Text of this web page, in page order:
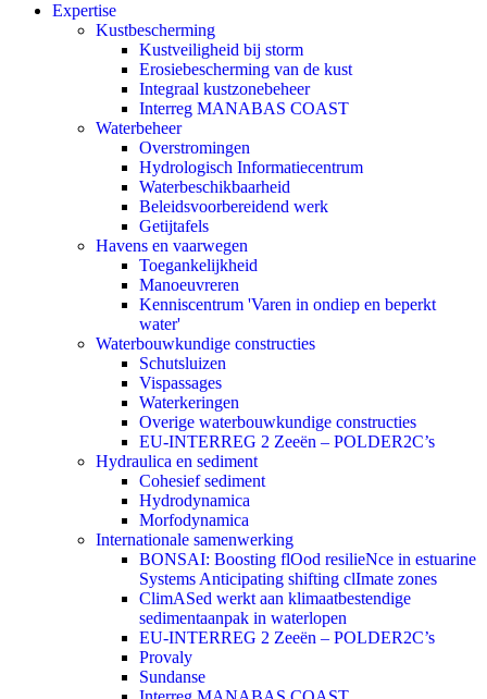
Expertise
Kustbescherming
Kustveiligheid bij storm
Erosiebescherming van de kust
Integraal kustzonebeheer
Interreg MANABAS COAST
Waterbeheer
Overstromingen
Hydrologisch Informatiecentrum
Waterbeschikbaarheid
Beleidsvoorbereidend werk
Getijtafels
Havens en vaarwegen
Toegankelijkheid
Manoeuvreren
Kenniscentrum 'Varen in ondiep en beperkt
water'
Waterbouwkundige constructies
Schutsluizen
Vispassages
Waterkeringen
Overige waterbouwkundige constructies
EU-INTERREG 2 Zeeën – POLDER2C’s
Hydraulica en sediment
Cohesief sediment
Hydrodynamica
Morfodynamica
Internationale samenwerking
BONSAI: Boosting flOod resilieNce in estuarine
Systems Anticipating shifting clImate zones
ClimASed werkt aan klimaatbestendige
sedimentaanpak in waterlopen
EU-INTERREG 2 Zeeën – POLDER2C’s
Provaly
Sundanse